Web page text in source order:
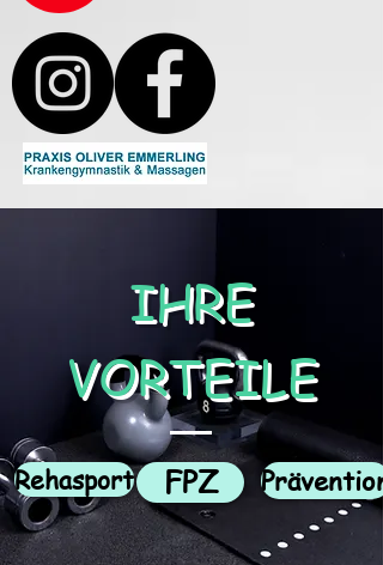
IHRE
VORTEILE
Rehasport​ FPZ Prävention